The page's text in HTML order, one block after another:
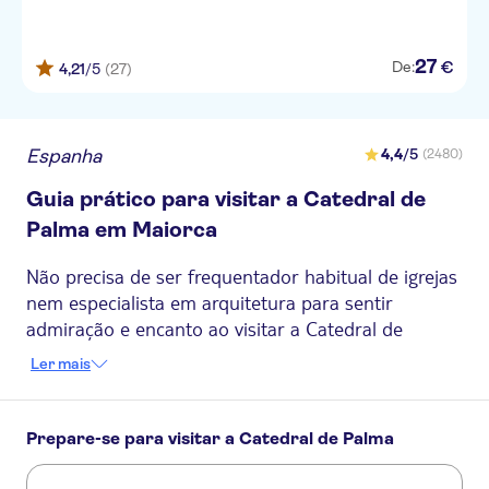
La Ceiba
Hotel Can Xim
Oasis D'or
Hipotels Mediterraneo Club
Talayot Hotel
Zafiro Cala Mesquida
Pierre et Vacances Mallorca
Portomar
4,21/5 (27) De:27 €
Espanha 4,4/5 (2480)
Guia prático para visitar a Catedral de
Palma em Maiorca
Não precisa de ser frequentador habitual de igrejas
nem especialista em arquitetura para sentir
admiração e encanto ao visitar a Catedral de
Palma. Apesar do seu lugar bem merecido entre as
vezes supera as expectativas, impressionando os
visitantes com o seu estilo gótico, a luz incrível e a
dimensão monumental.
Ler mais
Prepare-se para visitar a Catedral de Palma